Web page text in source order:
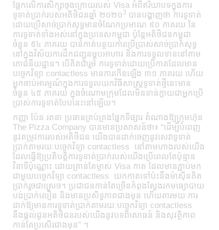
ផ្អែកលើការសិក្សាចុងក្រោយរបស់ Visa អំពីឥរិយាបទក្នុងការ
ទូទាត់ប្រាក់របស់អតិថិជន​ឆ្នាំ ២០២០ 3 បានបង្ហាញថា ការទូទាត់
ដោយប្រើសាច់ប្រាក់សុទ្ធមានចំណែកប្រមាណ ៩០ ភាគរយ នៃ
ការទូទាត់ទាំងអស់នៅក្នុងប្រទេសកម្ពុជា ប៉ុន្តែអតិថិជនកម្ពុជា
ចំនួន ៥៤ ភាគរយ បានកាត់បន្ថយការប្រើប្រាស់សាច់ប្រាក់សុទ្ធ
នៅក្នុងវិស័យការដឹកជញ្ជូនម្ហូបអាហារ និងការទទួលទាននៅតាម
ភោជនីយដ្ឋាន។ បើគិតជារួម ការទូទាត់ដោយប្រើកាតដែលមាន
បច្ចេកវិទ្យា contactless មានការកើនឡើង ៣១ ភាគរយ ហើយ
អ្នកចាប់អារម្មណ៍ក្នុងការទទួលយកវិធីសាស្រ្តទូទាត់ថ្មីនេះមាន
ចំនួន ៤៥ ភាគរយ ក្នុងចំណោមក្រុមដែលមិនទាន់ក្លាយជាអ្នកប្រើ
ប្រាស់ការទូទាត់បែបនេះនៅឡើយ។
កញ្ញា ប៉ែន រតនា ប្រធានគ្រប់គ្រងផ្នែកទីផ្សារ តំណាងឱ្យក្រុមហ៊ុន
The Pizza Company បានមានប្រសាសន៍ថា៖ “ដើម្បីបំពេញ
នូវតម្រូវការរបស់អតិថិជន យើងបានដាក់ចេញនូវសេវាទូទាត់
ប្រាក់តាមរយៈបច្ចេកវិទ្យា contactless នៅតាមហាងរបស់យើង
ដែលធ្វើឱ្យប្រតិបត្តិការទូទាត់ប្រាក់របស់យើងប្រើពេលតែប៉ុន្មាន
វិនាទីប៉ុណ្ណោះ ដោយគ្រាន់តែម្ចាស់ Visa កាត ដែលមានភ្ជាប់មក
ជាមួយបច្ចេកវិទ្យា contactless យកកាតទៅប៉ះនឹងម៉ាស៊ីនគិត
ប្រាក់រួចជាស្រេច។ ប្រជាជនកាន់តែច្រើនកំពុងស្វែងរកមធ្យោបាយ
បង់ប្រាក់លឿន និងមានប្រសិទ្ធភាពជាងមុន ហើយតារមយៈការ
ដាក់ឱ្យមានការទូទាត់ប្រាក់តាមរយៈបច្ចេកវិទ្យា contactless
នឹងផ្តល់ជូនអតិថិជនរបស់យើងនូវបទពិសោធន៍ និងសុវត្ថិភាព
កាន់តែប្រសើរជាងមុន” ។